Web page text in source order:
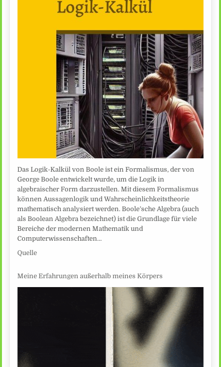
Das Logik-Kalkül von Boole ist ein Formalismus, der von
George Boole entwickelt wurde, um die Logik in
algebraischer Form darzustellen. Mit diesem Formalismus
können Aussagenlogik und Wahrscheinlichkeitstheorie
mathematisch analysiert werden. Boole’sche Algebra (auch
als Boolean Algebra bezeichnet) ist die Grundlage für viele
Bereiche der modernen Mathematik und
Computerwissenschaften…
Quelle
Meine Erfahrungen außerhalb meines Körpers